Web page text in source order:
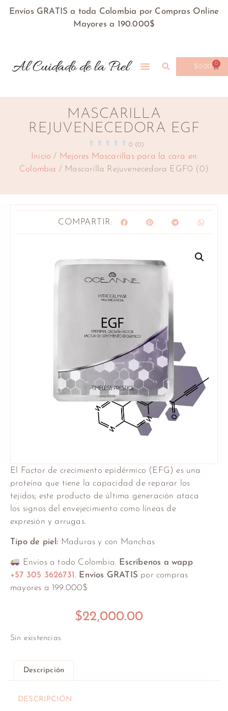
Envíos GRATIS a toda Colombia por Compras Online
Mayores a 190.000$
$0.00 0
MASCARILLA
REJUVENECEDORA EGF
0 (0)
Inicio / Mejores Mascarillas para la cara en
Colombia / Mascarilla Rejuvenecedora EGF0 (0)
COMPARTIR:
El Factor de crecimiento epidérmico (EFG) es una
proteína que tiene la capacidad de reparar los
tejidos; este producto de última generación ataca
los signos del envejecimiento como líneas de
expresión y arrugas.
Tipo de piel: Maduras y con Manchas
Envíos a todo Colombia. Escríbenos a wapp
+57 305 3626731 . Envíos GRATIS por compras
mayores a 199.000$
$22,000.00
Sin existencias
Descripción
DESCRIPCIÓN